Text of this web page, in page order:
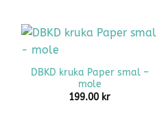
DBKD kruka Paper smal –
mole
199.00 kr